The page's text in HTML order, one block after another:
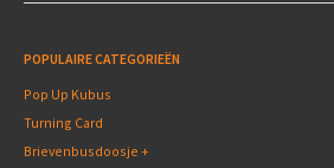
POPULAIRE CATEGORIEËN
Pop Up Kubus
Turning Card
Brievenbusdoosje +